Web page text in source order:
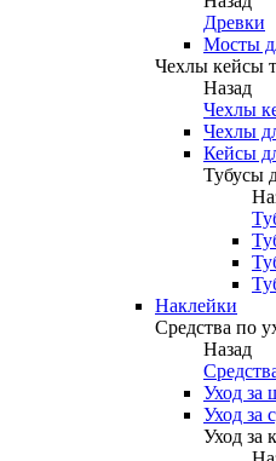
Древки
Мосты
Чехлы кейсы
Назад
Чехлы
Чехлы
Кейсы
Тубусы
Наклейки
Средства по
Назад
Уход за
Уход за
Уход за